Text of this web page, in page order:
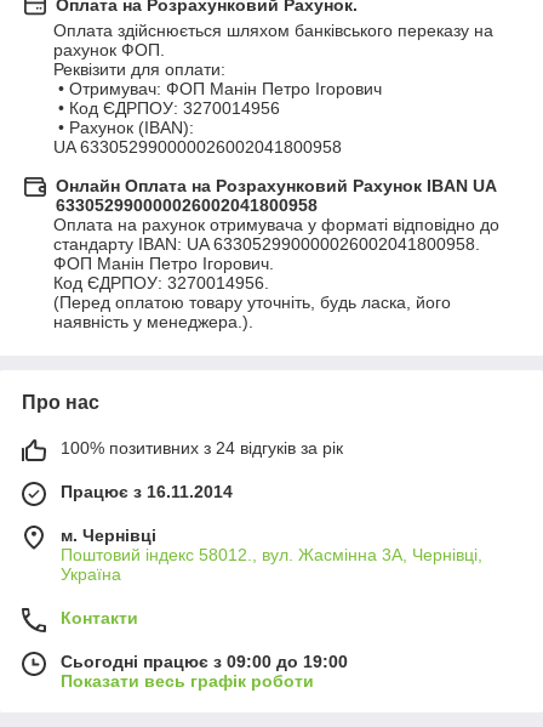
Оплата на Розрахунковий Рахунок.
Оплата здійснюється шляхом банківського переказу на
рахунок ФОП.
Реквізити для оплати:
UA 633052990000026002041800958
Онлайн Оплата на Розрахунковий Рахунок IBAN UA
633052990000026002041800958
Оплата на рахунок отримувача у форматі відповідно до
стандарту IBAN: UA 633052990000026002041800958.
ФОП Манін Петро Ігорович.
Код ЄДРПОУ: 3270014956.
(Перед оплатою товару уточніть, будь ласка, його
наявність у менеджера.).
Про нас
100% позитивних з 24 відгуків за рік
Працює з 16.11.2014
м. Чернівці
Поштовий індекс 58012., вул. Жасмінна 3А, Чернівці,
Україна
Контакти
Сьогодні працює з 09:00 до 19:00
Показати весь графік роботи